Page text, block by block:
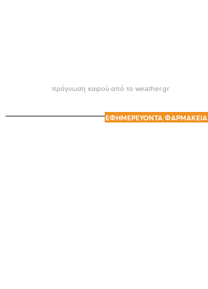
πρόγνωση καιρού από το weather.gr
ΕΦΗΜΕΡΕΥΟΝΤΑ ΦΑΡΜΑΚΕΙΑ